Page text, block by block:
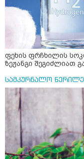
ფეხის ფრჩხილის
ზეჟანგი შეგიძლიათ
სამკურნალო